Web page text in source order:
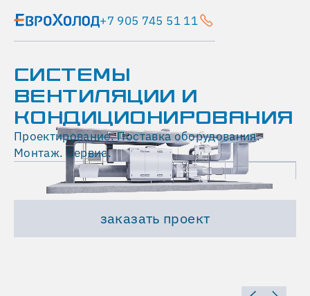
+7 905 745 51 11
СИСТЕМЫ
ВЕНТИЛЯЦИИ И
КОНДИЦИОНИРОВАНИЯ
Проектирование. Поставка оборудования.
Монтаж. Сервис.
заказать проект